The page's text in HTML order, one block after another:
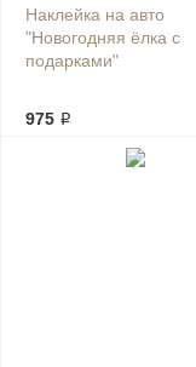
Наклейка на авто
"Новогодняя ёлка с
подарками"
975 ₽